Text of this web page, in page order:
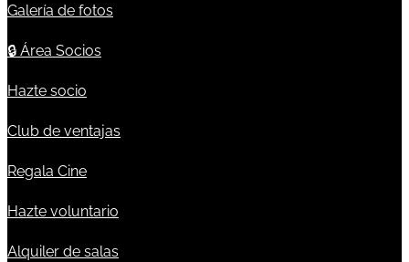
Galería de fotos
🔒 Área Socios
Hazte socio
Club de ventajas
Regala Cine
Hazte voluntario
Alquiler de salas